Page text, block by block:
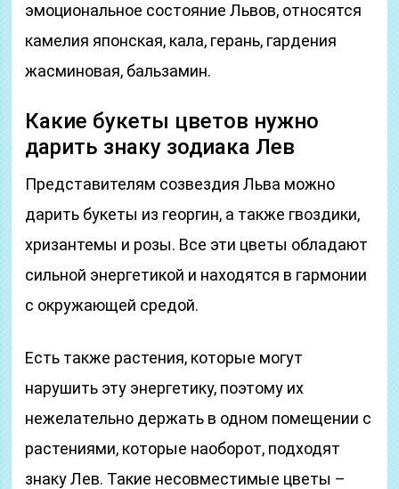
эмоциональное состояние Львов, относятся
камелия японская, кала, герань, гардения
жасминовая, бальзамин.
Какие букеты цветов нужно
дарить знаку зодиака Лев
Представителям созвездия Льва можно
дарить букеты из георгин, а также гвоздики,
хризантемы и розы. Все эти цветы обладают
сильной энергетикой и находятся в гармонии
с окружающей средой.
Есть также растения, которые могут
нарушить эту энергетику, поэтому их
нежелательно держать в одном помещении с
растениями, которые наоборот, подходят
знаку Лев. Такие несовместимые цветы –